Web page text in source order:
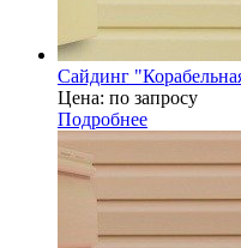
Сайдинг
Цена: по запросу
Подробнее